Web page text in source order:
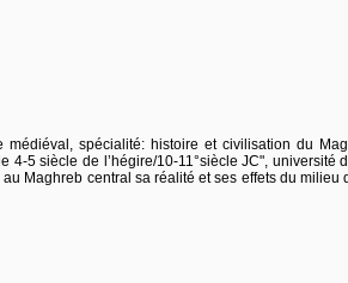
spécialité: histoire et civilisation du
5 siècle de l’hégire/10-11°siècle JC", université
Maghreb central sa réalité et ses effets du milieu